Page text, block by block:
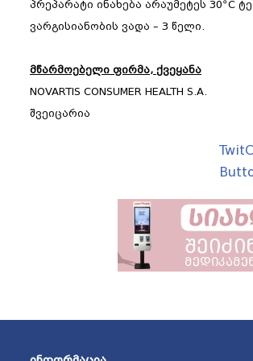
პრეპარატი ინახება არაუმეტეს 30ºC
ვარგისიანობის ვადა – 3 წელი.
მწარმოებელი ფირმა, ქვეყანა
NOVARTIS CONSUMER HEALTH S.A.
შვეიცარია